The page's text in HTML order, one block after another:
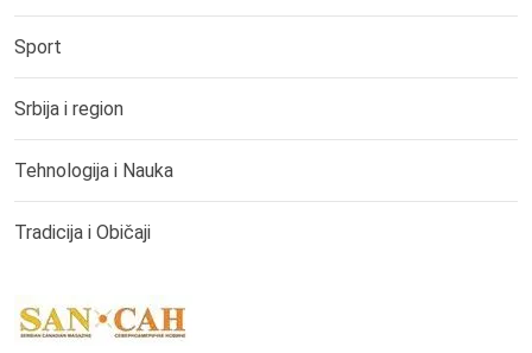
Sport
Srbija i region
Tehnologija i Nauka
Tradicija i Običaji